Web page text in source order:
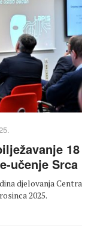
18
učenje Srca
djelovanja Centra
2025.